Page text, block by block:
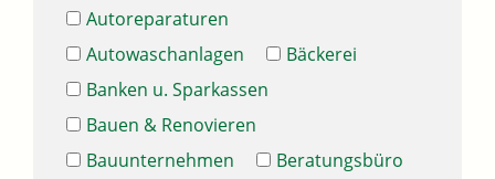
Autoreparaturen
Autowaschanlagen
Bäckerei
Banken u. Sparkassen
Bauen & Renovieren
Bauunternehmen
Beratungsbüro